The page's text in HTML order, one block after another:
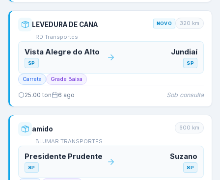
LEVEDURA DE CANA
RD Transportes
NOVO 320 km
Vista Alegre do Alto
SP
Jundiaí
SP
Carreta Grade Baixa
25.00 ton 6 ago Sob consulta
amido
BLUMAR TRANSPORTES
600 km
Presidente Prudente
SP
Suzano
SP